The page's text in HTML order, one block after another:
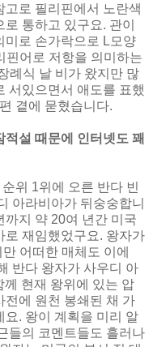
로 필리핀에서 노란색
통하고 있구요. 관이
미로 손가락으로 L모양
핀어로 저항을 의미하는
례식 날 비가 왔지만 많
서있으면서 애도를 표했
곁에 묻혔습니다.
설 때문에 인터넷도 꽤
위 1위에 오른 반다 빈
아라비아가 뒤숭숭합니
까지 약 20여 년간 미국
로 재임했었구요. 왕자가
어떠한 매체도 이에
반다 왕자가 사우디 아
현재 왕위에 있는 압
전에 원천 봉쇄된 채 가
요. 왕이 계획을 미리 알
들의 코멘트들도 흘러나